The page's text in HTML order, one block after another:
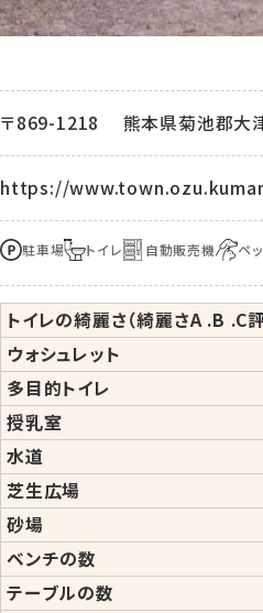
〒869-1218 熊本県菊池郡大
https://
駐車場 トイレ 自動販売機 ペ
トイレの綺麗さ（綺麗さA .B .C評
ウォシュレット
多目的トイレ
授乳室
水道
芝生広場
砂場
ベンチの数
テーブルの数